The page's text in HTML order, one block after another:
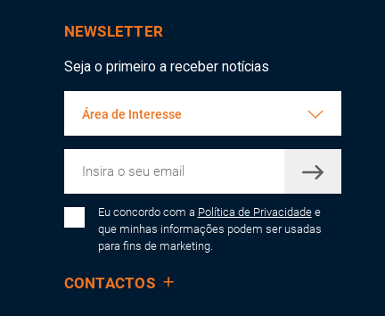
CONTACTOS
NEWSLETTER
Seja o primeiro a receber notícias
Área de Interesse
Eu concordo com a Política de Privacidadee
que minhas informações podem ser usadas
para fins de marketing.